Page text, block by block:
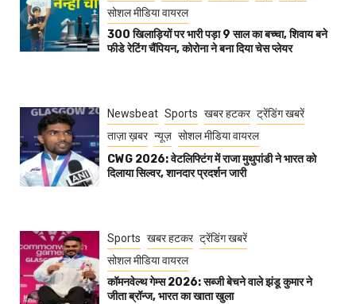
सोशल मीडिया वायरल
300 खिलाड़ियों पर भारी पड़ा 9 साल का बच्चा, शिवाय बने
फीडे रेटिंग चैंपियन, कोरोना ने बना दिया चेस प्लेयर
Newsbeat Sports खबर हटकर ट्रेंडिंग खबरें
ताज़ा ख़बर न्यूज़ सोशल मीडिया वायरल
CWG 2026: वेटलिफ्टिंग में राजा मुथुपांडी ने भारत को
दिलाया सिल्वर, शानदार प्रदर्शन जारी
Sports खबर हटकर ट्रेंडिंग खबरें
सोशल मीडिया वायरल
कॉमनवेल्थ गेम्स 2026: सब्जी बेचने वाले झंडू कुमार ने
जीता ब्रॉन्ज, भारत का खाता खुला